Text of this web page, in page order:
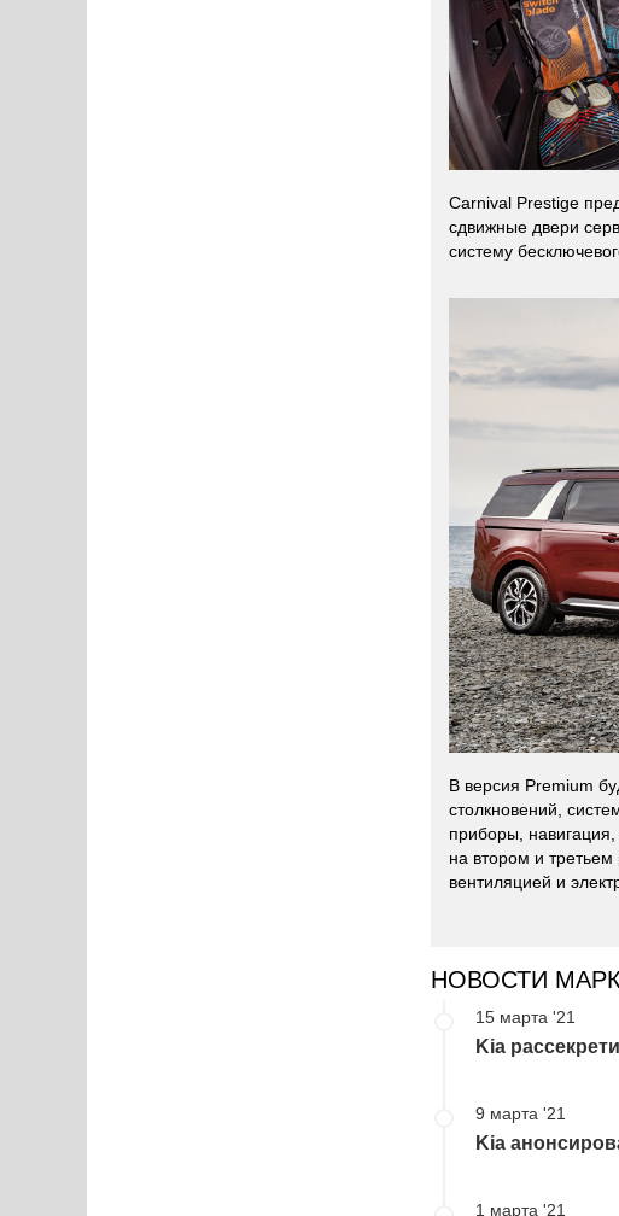
Carnival Prestige
сдвижные двери
систему
В версия Premium
столкновений,
приборы,
на втором и третьем
вентиляцией и
НОВОСТИ
15 марта '21
Kia
9 марта '21
Kia
1 марта '21